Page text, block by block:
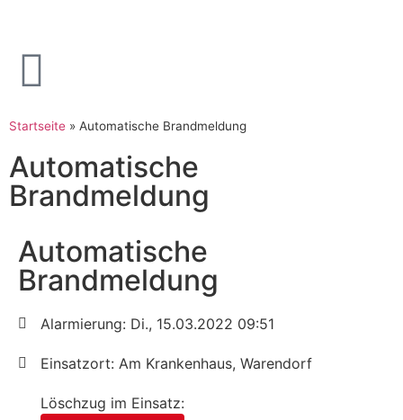
Startseite » Automatische Brandmeldung
Automatische
Brandmeldung
Automatische
Brandmeldung
Alarmierung: Di., 15.03.2022 09:51
Einsatzort: Am Krankenhaus, Warendorf
Löschzug im Einsatz: